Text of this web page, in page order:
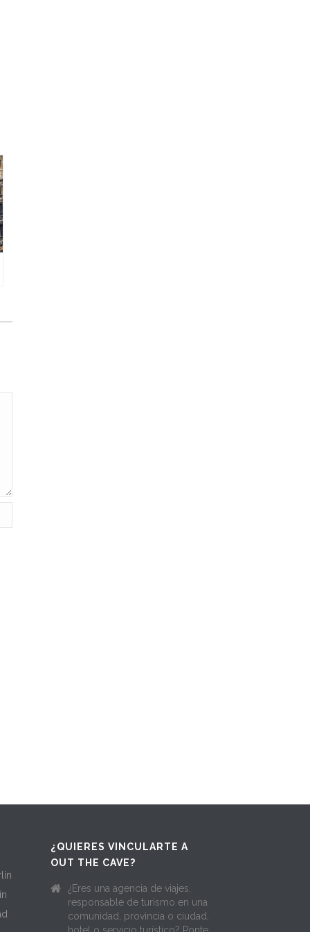
¿QUIERES VINCULARTE A
OUT THE CAVE?
¿Eres una agencia de viajes,
responsable de turismo en una
comunidad, provincia o ciudad,